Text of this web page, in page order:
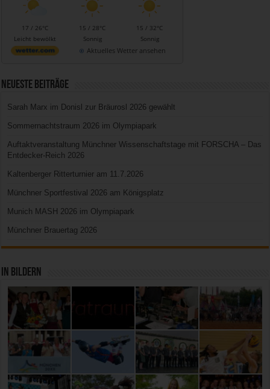
17 / 26°C
Leicht bewölkt
15 / 28°C
Sonnig
15 / 32°C
Sonnig
Aktuelles Wetter ansehen
Neueste Beiträge
Sarah Marx im Donisl zur Bräurosl 2026 gewählt
Sommernachtstraum 2026 im Olympiapark
Auftaktveranstaltung Münchner Wissenschaftstage mit FORSCHA – Das
Entdecker-Reich 2026
Kaltenberger Ritterturnier am 11.7.2026
Münchner Sportfestival 2026 am Königsplatz
Munich MASH 2026 im Olympiapark
Münchner Brauertag 2026
In Bildern